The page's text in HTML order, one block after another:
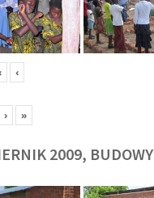
‹
› »
2009, BUDOWY